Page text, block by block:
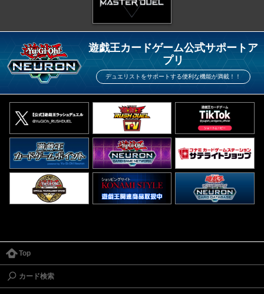
遊戯王カードゲーム公式サポートア
プリ
デュエリストをサポートする便利な機能が満載！！
Top
カード検索